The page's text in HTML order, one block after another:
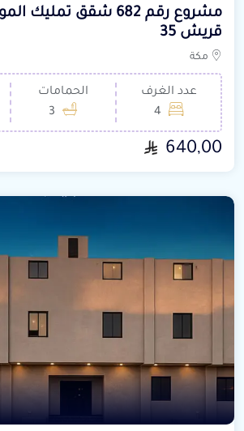
مشروع رقم 682 شقق
قريش 35
مكة
عدد الغرف
4
الحمامات
3
640,00